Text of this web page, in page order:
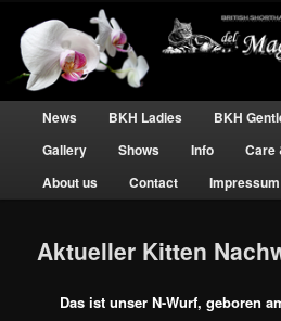
Britisch Kurzhaar
Maguey
BKH Katzen und Kater – silver tabby
Main menuSkip to primary content
Skip to secondary content
News BKH Ladies BKH
Gallery
Shows Info
Care
About us
Contact Impressum
Aktueller Kitten
Das ist unser N-Wurf, geboren